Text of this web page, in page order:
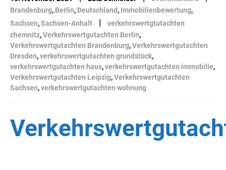
Brandenburg, Berlin, Deutschland , Immobilienbewertung,
Sachsen,Sachsen-Anhalt |
verkehrswertgtutachten
chemnitz,Verkehrswertgutachten Berlin,
Verkehrswertgutachten Brandenburg,Verkehrswertgutachten
Dresden,verkehrswertgutachten grundstück,
verkehrswertgutachten haus,verkehrswertgutachten immobilie,
Verkehrswertgutachten Leipzig,Verkehrswertgutachten
Sachsen,verkehrswertgutachten wohnung